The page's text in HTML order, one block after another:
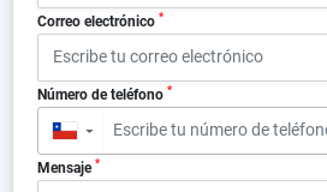
Correo electrónico *
Número de teléfono *
▼
Mensaje *